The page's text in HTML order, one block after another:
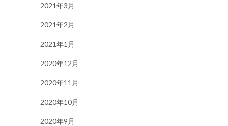
2021年3月
2021年2月
2021年1月
2020年12月
2020年11月
2020年10月
2020年9月